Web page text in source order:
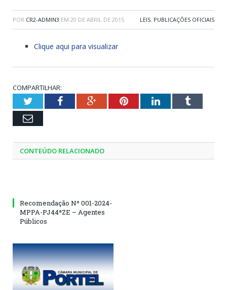
POR CR2-ADMIN3 EM 20 DE ABRIL DE 2015 LEIS, PUBLICAÇÕES OFICIAIS
Clique aqui para visualizar
COMPARTILHAR:
TwitterFacebookGoogle+PinterestLinkedInTumblr
Email
CONTEÚDO RELACIONADO
Recomendação Nº 001-2024-
MPPA-PJ44ªZE – Agentes
Públicos